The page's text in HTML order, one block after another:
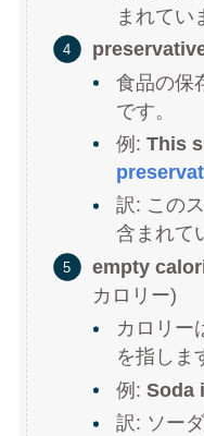
まれてい
食品の保
です。
例:This
訳: この
含まれて
empty
カロリー)
カロリー
を指しま
例:Soda
訳: ソー